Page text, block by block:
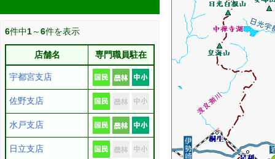
6件中1～6件を表示
店舗名 専門職員駐在
宇都宮支店
佐野支店
水戸支店
日立支店